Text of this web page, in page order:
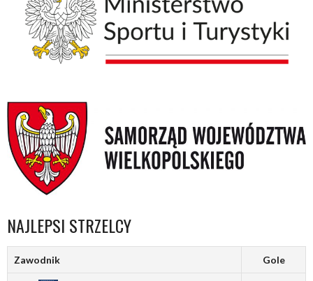
NAJLEPSI STRZELCY
Zawodnik Gole